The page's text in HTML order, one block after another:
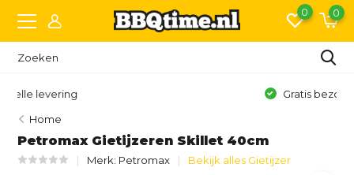
0 0
Gratis bezorging vanaf €150,- (NL)*
Home
Petromax Gietijzeren Skillet 40cm
Merk: Petromax Bekijk alles Gietijzer